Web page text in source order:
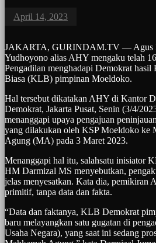
April 14, 2023
JAKARTA, GURINDAM.TV — Agus
Yudhoyono alias AHY mengaku telah
Pengadilan menghadapi Demokrat hasil
Biasa (KLB) pimpinan Moeldoko.
Hal tersebut dikatakan AHY di Kantor
Demokrat, Jakarta Pusat, Senin (3/4/
menanggapi upaya pengajuan
yang dilakukan oleh KSP Moeldoko ke
Agung (MA) pada 3 Maret 2023.
Menanggapi hal itu, salahsatu inisiator
HM Darmizal MS menyebutkan,
jelas menyesatkan. Kata dia, pemikiran
primitif, tanpa data dan fakta.
“Data dan faktanya, KLB Demokrat
baru melayangkan satu gugatan di
Usaha Negara), yang saat ini sedang